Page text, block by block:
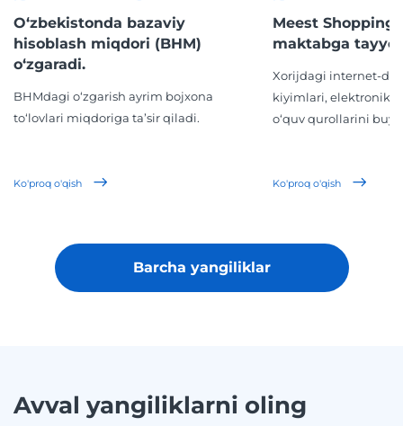
O‘zbekistonda bazaviy
hisoblash miqdori (BHM)
o‘zgaradi.
BHMdagi o‘zgarish ayrim bojxona
to‘lovlari miqdoriga ta’sir qiladi.
Ko'proq o'qish
Meest Shopping
maktabga
Xorijdagi internet-
kiyimlari, elektronika,
o‘quv qurollarini
Ko'proq o'qish
Barcha yangiliklar
Avval yangiliklarni oling